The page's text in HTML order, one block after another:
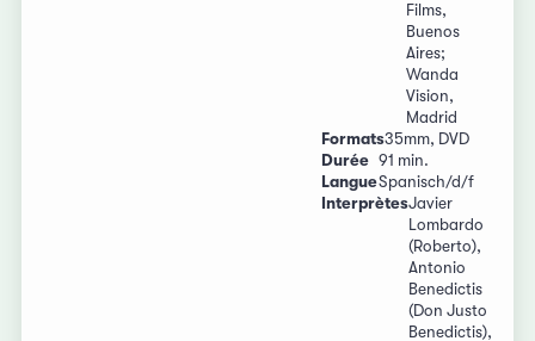
Films,
Buenos
Aires;
Wanda
Vision,
Madrid
Formats35mm, DVD
Durée 91 min.
LangueSpanisch/d/f
InterprètesJavier
Lombardo
(Roberto),
Antonio
Benedictis
(Don Justo
Benedictis),